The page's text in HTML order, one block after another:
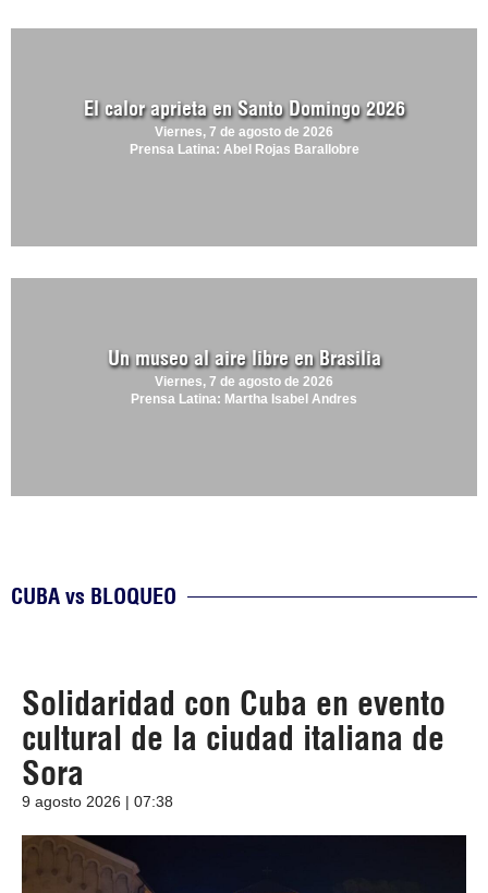
El calor aprieta en Santo Domingo 2026
Viernes, 7 de agosto de 2026
Prensa Latina: Abel Rojas Barallobre
Un museo al aire libre en Brasilia
Viernes, 7 de agosto de 2026
Prensa Latina: Martha Isabel Andres
CUBA vs BLOQUEO
Solidaridad con Cuba en evento
cultural de la ciudad italiana de
Sora
9 agosto 2026 | 07:38